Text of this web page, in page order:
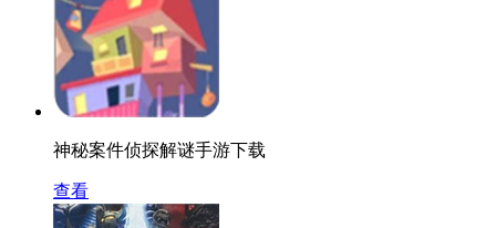
神秘案件侦探解谜手游下载
查看